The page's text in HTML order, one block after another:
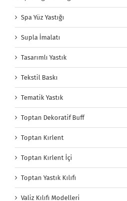
Spa Yüz Yastığı
Supla İmalatı
Tasarımlı Yastık
Tekstil Baskı
Tematik Yastık
Toptan Dekoratif Buff
Toptan Kırlent
Toptan Kırlent İçi
Toptan Yastık Kılıfı
Valiz Kılıfı Modelleri